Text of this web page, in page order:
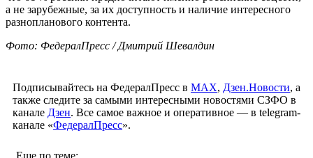
а не зарубежные, за их доступность и наличие интересного
разнопланового контента.
Фото: ФедералПресс / Дмитрий Шевалдин
Подписывайтесь на ФедералПресс в МАХ, Дзен.Новости, а
также следите за самыми интересными новостями СЗФО в
канале Дзен. Все самое важное и оперативное — в telegram-
канале «ФедералПресс».
Еще по теме: